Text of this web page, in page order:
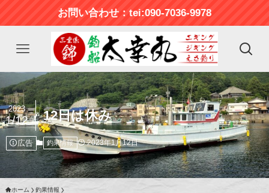
お問い合わせ：tei:090-7036-9978
12日は休み
2023
1/12
広告 釣果情報 2023年1月12日
ホーム 釣果情報